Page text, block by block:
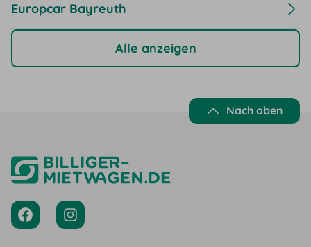
Europcar Bayreuth
Alle anzeigen
Nach oben